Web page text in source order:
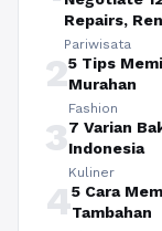
Repairs,
Pariwisata
25 Tips
Murahan
Fashion
37 Varian
Indonesia
Kuliner
45 Cara
Tambahan